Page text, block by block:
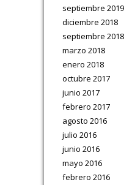
septiembre 2019
diciembre 2018
septiembre 2018
marzo 2018
enero 2018
octubre 2017
junio 2017
febrero 2017
agosto 2016
julio 2016
junio 2016
mayo 2016
febrero 2016